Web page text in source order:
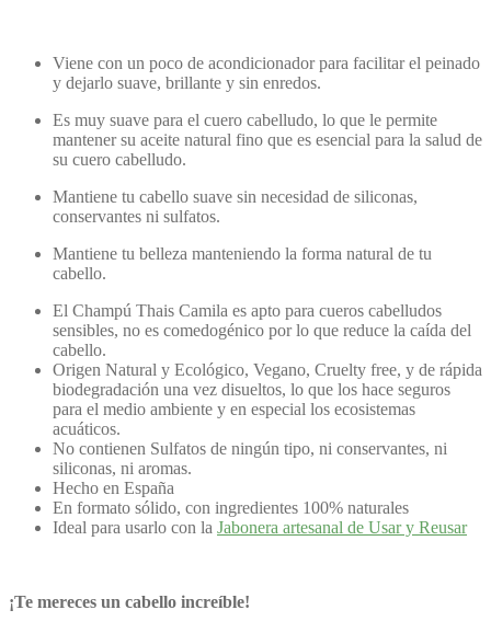
Viene con un poco de acondicionador para facilitar el peinado
y dejarlo suave, brillante y sin enredos.
Es muy suave para el cuero cabelludo, lo que le permite
mantener su aceite natural fino que es esencial para la salud de
su cuero cabelludo.
Mantiene tu cabello suave sin necesidad de siliconas,
conservantes ni sulfatos.
Mantiene tu belleza manteniendo la forma natural de tu
cabello.
El Champú Thais Camila es apto para cueros cabelludos
sensibles, no es comedogénico por lo que reduce la caída del
cabello.
Origen Natural y Ecológico, Vegano, Cruelty free, y de rápida
biodegradación una vez disueltos, lo que los hace seguros
para el medio ambiente y en especial los ecosistemas
acuáticos.
No contienen Sulfatos de ningún tipo, ni conservantes, ni
siliconas, ni aromas.
Hecho en España
En formato sólido, con ingredientes 100% naturales
Ideal para usarlo con la Jabonera artesanal de Usar y Reusar
¡Te mereces un cabello increíble!